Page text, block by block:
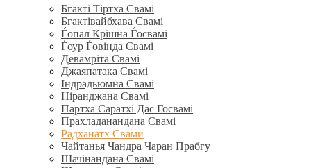
Бгакті Тіртха Свамі
Бгактівайбхава Свамі
Ѓопал Крішна Ѓосвамі
Ѓоур Ѓовінда Свамі
Девамріта Свамі
Джаяпатака Свамі
Індрадьюмна Свамі
Ніранджана Свамі
Партха Саратхі Дас Госвамі
Прахладанандана Свамі
Радханатх Свами
Чайтанья Чандра Чаран Прабгу
Шачінандана Свамі